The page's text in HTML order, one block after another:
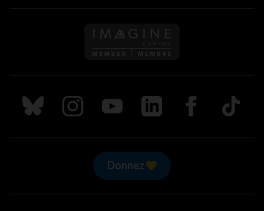
Suivez nous sur Bluesky
Suivez nous sur Instagram
Suivez nous sur Youtube
Suivez nous sur LinkedIn
Suivez nous sur
TikTok
Donnez